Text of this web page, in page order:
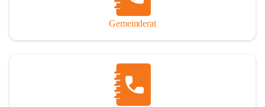
Gemeinderat